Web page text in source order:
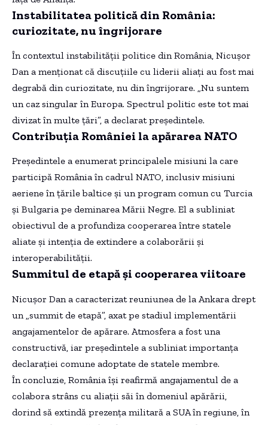
Instabilitatea politică din România:
curiozitate, nu îngrijorare
În contextul instabilității politice din România, Nicușor
Dan a menționat că discuțiile cu liderii aliați au fost mai
degrabă din curiozitate, nu din îngrijorare. „Nu suntem
un caz singular în Europa. Spectrul politic este tot mai
divizat în multe țări”, a declarat președintele.
Contribuția României la apărarea NATO
Președintele a enumerat principalele misiuni la care
participă România în cadrul NATO, inclusiv misiuni
aeriene în țările baltice și un program comun cu Turcia
și Bulgaria pe deminarea Mării Negre. El a subliniat
obiectivul de a profundiza cooperarea între statele
aliate și intenția de extindere a colaborării și
interoperabilității.
Summitul de etapă și cooperarea viitoare
Nicușor Dan a caracterizat reuniunea de la Ankara drept
un „summit de etapă”, axat pe stadiul implementării
angajamentelor de apărare. Atmosfera a fost una
constructivă, iar președintele a subliniat importanța
declarației comune adoptate de statele membre.
În concluzie, România își reafirmă angajamentul de a
colabora strâns cu aliații săi în domeniul apărării,
dorind să extindă prezența militară a SUA în regiune, în